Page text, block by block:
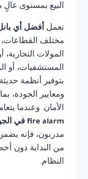
البيع بمستوى عالٍ
تعمل أفضل أي
مختلف القطاعات،
المولات التجارية،
المستشفيات، أو
بتوفير أنظمة
ومعايير الجودة،
الأمان. وعندما
fire alarm في الجيزة
مدربون، فإنه
من البداية دون
النظام.